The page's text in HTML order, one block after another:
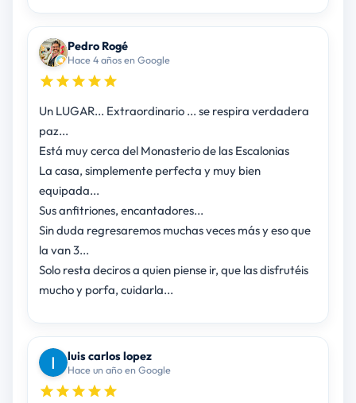
Pedro Rogé
Hace 4 años en Google
Un LUGAR... Extraordinario ... se respira verdadera
paz...
Está muy cerca del Monasterio de las Escalonias
La casa, simplemente perfecta y muy bien
equipada...
Sus anfitriones, encantadores...
Sin duda regresaremos muchas veces más y eso que
la van 3...
Solo resta deciros a quien piense ir, que las disfrutéis
mucho y porfa, cuidarla...
luis carlos lopez
Hace un año en Google